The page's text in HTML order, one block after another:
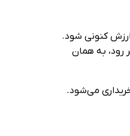
ارزش کنونی شود.
رود، به همان
می‌شود.